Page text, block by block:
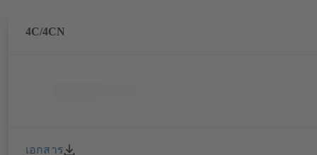
4C/4CN
เอกสาร